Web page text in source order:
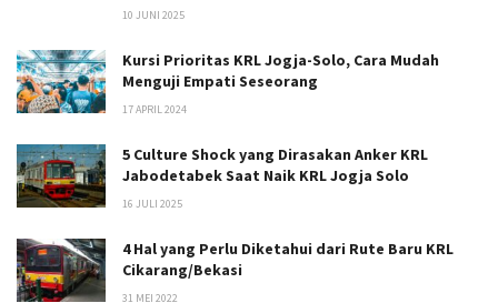
10 JUNI 2025
Kursi Prioritas KRL Jogja-Solo, Cara Mudah
Menguji Empati Seseorang
17 APRIL 2024
5 Culture Shock yang Dirasakan Anker KRL
Jabodetabek Saat Naik KRL Jogja Solo
16 JULI 2025
4 Hal yang Perlu Diketahui dari Rute Baru KRL
Cikarang/Bekasi
31 MEI 2022